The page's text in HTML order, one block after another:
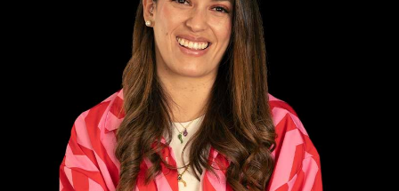
Boletería